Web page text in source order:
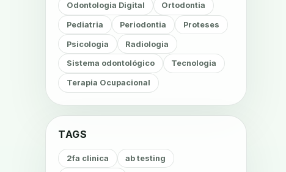
Odontologia Digital Ortodontia
Pediatria Periodontia Proteses
Psicologia Radiologia
Sistema odontológico Tecnologia
Terapia Ocupacional
TAGS
2fa clinica ab testing